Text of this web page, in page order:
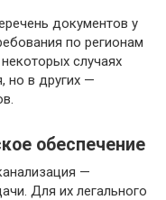
документов у
по регионам
случаях
но в других —
обеспечение
—
Для их легального